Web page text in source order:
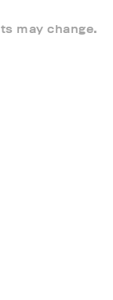
may change.